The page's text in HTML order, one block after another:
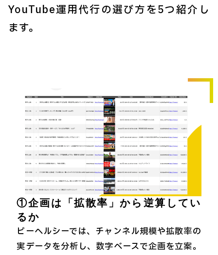
YouTube運用代行の選び方を5つ紹介し
ます。
①企画は「拡散率」から逆算してい
るか
ビーヘルシーでは、チャンネル規模や拡散率の
実データを分析し、数字ベースで企画を立案。